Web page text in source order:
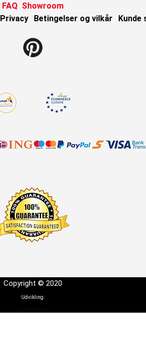
FAQ Showroom
Privacy Betingelser og vilkår Kunde
Copyright © 2020
Udvikling: